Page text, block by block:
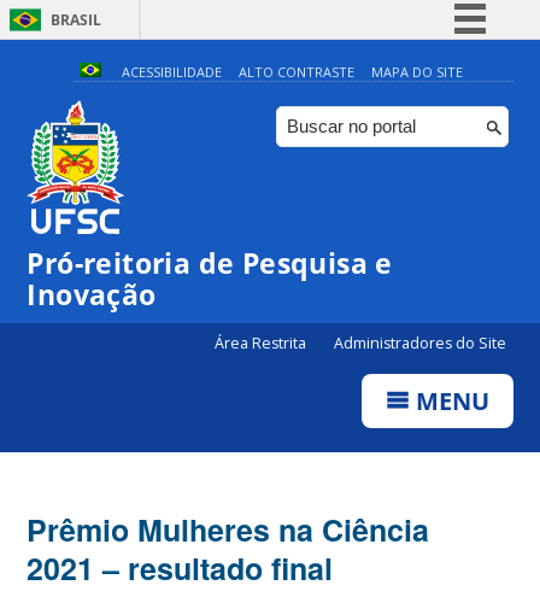
BRASIL
Simplifique!
Comunica BR
Participe
Canais
ACESSIBILIDADE ALTO CONTRASTE MAPA DO SITE
Pró-reitoria de Pesquisa e
Inovação
Área Restrita Administradores do Site
MENU
Prêmio Mulheres na Ciência
2021 – resultado final